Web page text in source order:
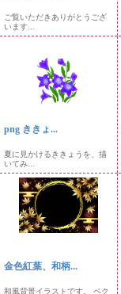
ご覧いただきありがとうござ
います...
png ききょ...
夏に見かけるききょうを、描
いてみ...
金色紅葉、和柄...
和風背景イラストです。 ベク